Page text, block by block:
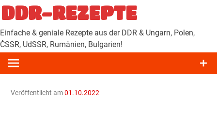
Zum
Inhalt
springen
DDR-REZEPTE
Einfache & geniale Rezepte aus der DDR & Ungarn, Polen,
ČSSR, UdSSR, Rumänien, Bulgarien!
Veröffentlicht am01.10.2022